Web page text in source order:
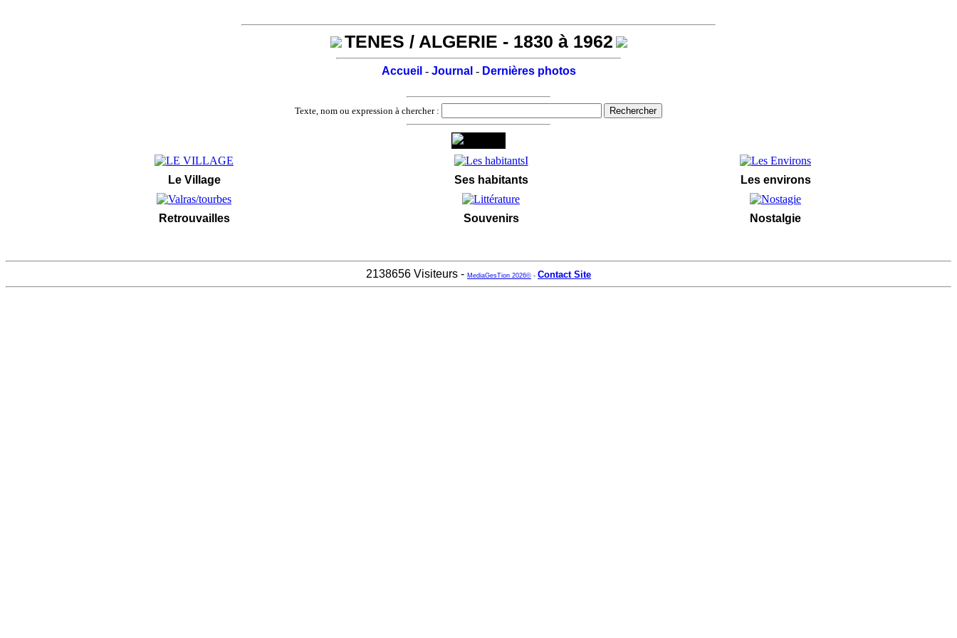
TENES / ALGERIE - 1830 à 1962
Accueil - Journal - Dernières photos
Texte, nom ou expression à chercher :
Le Village Ses habitants Les environs
Retrouvailles Souvenirs Nostalgie
2138656 Visiteurs - MediaGesTion 2026© - Contact Site